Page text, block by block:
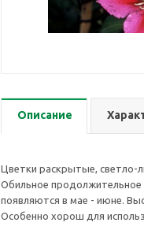
Описание
Цветки раскрытые, светло-
Обильное продолжительное
появляются в мае - июне.
Особенно хорош для